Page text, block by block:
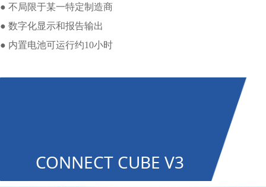
CONNECT CUBE V3
● 不局限于某一特定制造商
● 数字化显示和报告输出
● 内置电池可运行约10小时